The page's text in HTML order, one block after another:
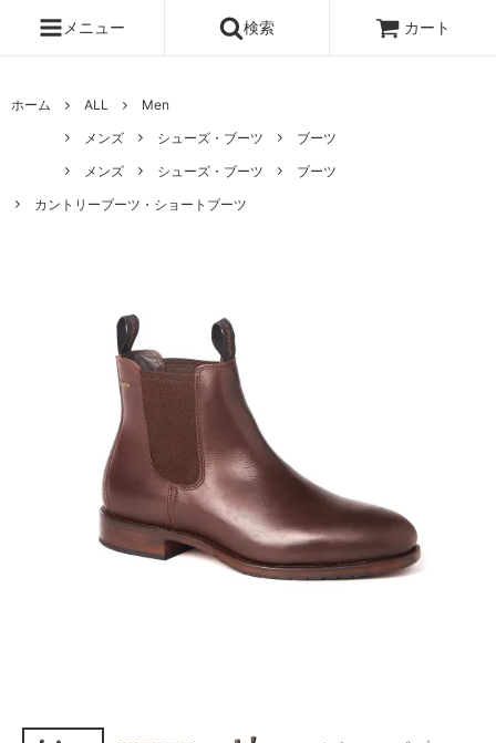
メニュー 検索 カート
ホーム ALL
Men
メンズ
シューズ・ブーツ
ブーツ
メンズ
シューズ・ブーツ
ブーツ
カントリーブーツ・ショートブーツ